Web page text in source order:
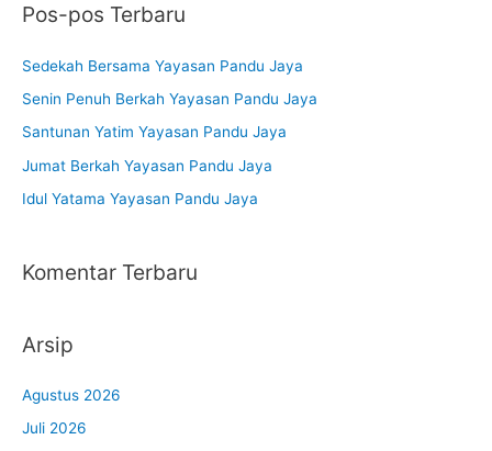
Kamis
Pandu
Jaya
Pos-pos Terbaru
Sedekah Bersama Yayasan Pandu Jaya
Senin Penuh Berkah Yayasan Pandu Jaya
Santunan Yatim Yayasan Pandu Jaya
Jumat Berkah Yayasan Pandu Jaya
Idul Yatama Yayasan Pandu Jaya
Komentar Terbaru
Arsip
Agustus 2026
Juli 2026